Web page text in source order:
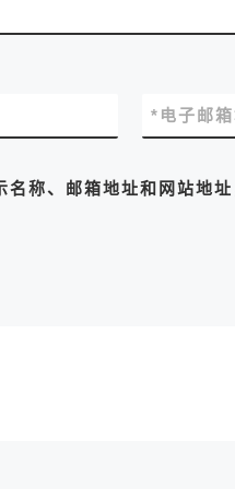
电子邮
*
称、邮箱地址和网站地址